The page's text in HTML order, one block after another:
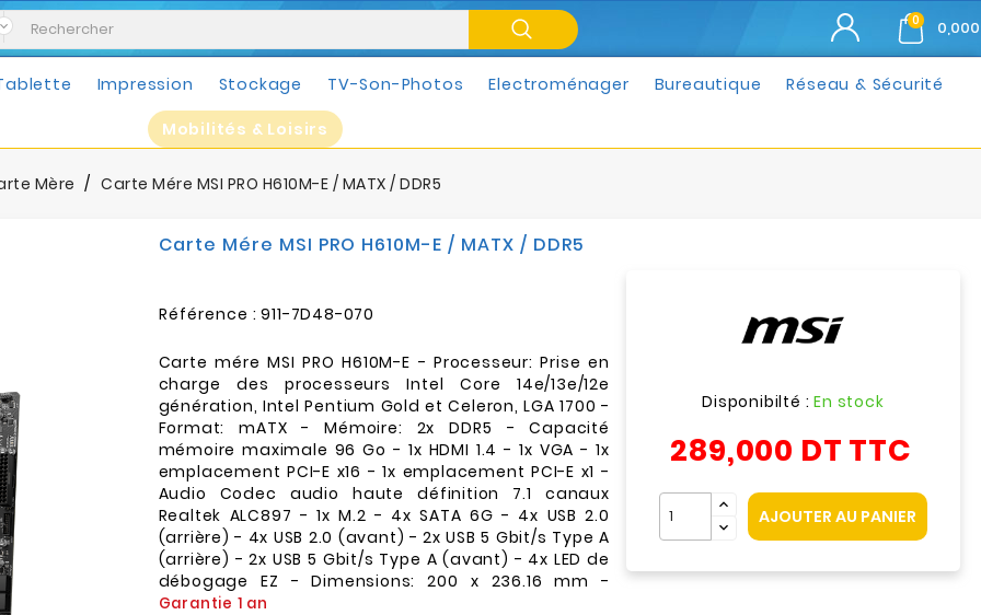
0
Impression Stockage TV-Son-Photos Electroménager Bureautique Réseau & Sécurité
Mobilités & Loisirs
Mère Carte Mére MSI PRO H610M-E / MATX / DDR5
Carte Mére MSI PRO H610M-E / MATX / DDR5
Référence : 911-7D48-070
Carte mére MSI PRO H610M-E - Processeur: Prise en
charge des processeurs Intel Core 14e/13e/12e
génération, Intel Pentium Gold et Celeron, LGA 1700 -
Format: mATX - Mémoire: 2x DDR5 - Capacité
mémoire maximale 96 Go - 1x HDMI 1.4 - 1x VGA - 1x
emplacement PCI-E x16 - 1x emplacement PCI-E x1 -
Audio Codec audio haute définition 7.1 canaux
Realtek ALC897 - 1x M.2 - 4x SATA 6G - 4x USB 2.0
(arrière) - 4x USB 2.0 (avant) - 2x USB 5 Gbit/s Type A
(arrière) - 2x USB 5 Gbit/s Type A (avant) - 4x LED de
débogage EZ - Dimensions: 200 x 236.16 mm -
Garantie 1 an
Disponibilté :En stock
289,000 DT TTC
AJOUTER AU PANIER